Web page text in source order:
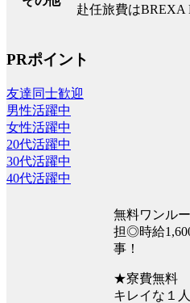
赴任旅費はBREXA
PRポイント
友達同士歓迎
男性活躍中
女性活躍中
20代活躍中
30代活躍中
40代活躍中
無料ワンル
担◎時給
事！
★寮費無料
キレイな１